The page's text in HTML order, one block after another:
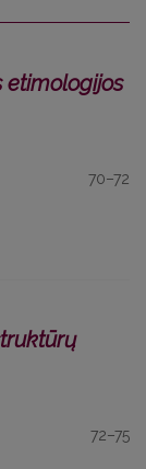
etimologijos
70–72
72–75